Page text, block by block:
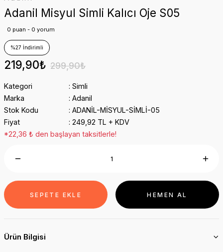
Adanil Misyul Simli Kalıcı Oje S05
0 puan - 0 yorum
%27 İndirimli
219,90₺ 299,90₺
Kategori
Simli
Marka
Adanil
Stok Kodu
ADANİL-MİSYUL-SİMLİ-05
Fiyat
249,92 TL + KDV
*22,36 ₺ den başlayan taksitlerle!
SEPETE EKLE HEMEN AL
Ürün Bilgisi